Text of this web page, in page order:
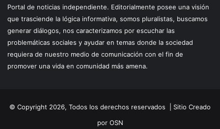
Portal de noticias independiente. Editorialmente posee una visión
que trasciende la lógica informativa, somos pluralistas, buscamos
generar diálogos, nos caracterizamos por escuchar las
problemáticas sociales y ayudar en temas donde la sociedad
requiera de nuestro medio de comunicación con el fin de
promover una vida en comunidad más amena.
© Copyright 2026, Todos los derechos reservados | Sitio Creado
por OSN